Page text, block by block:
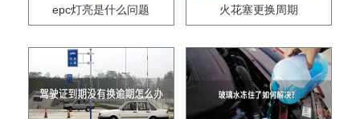
epc灯亮是什么问题 火花塞更换周期